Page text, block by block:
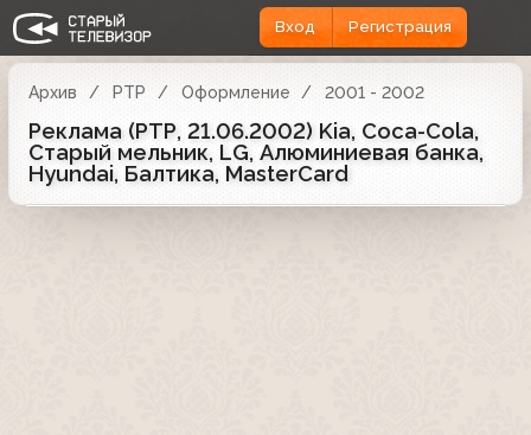
Вход Регистрация
Архив РТР Оформление 2001 - 2002
Реклама (РТР, 21.06.2002) Kia, Coca-Cola,
Старый мельник, LG, Алюминиевая банка,
Hyundai, Балтика, MasterCard